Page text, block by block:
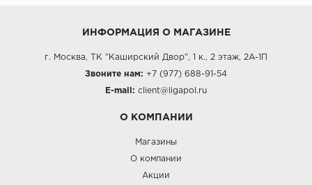
ИНФОРМАЦИЯ О МАГАЗИНЕ
г. Москва, ТК "Каширский Двор", 1 к., 2 этаж, 2А-1П
Звоните нам: +7 (977) 688-91-54
E-mail: client@ligapol.ru
О КОМПАНИИ
Магазины
О компании
Акции